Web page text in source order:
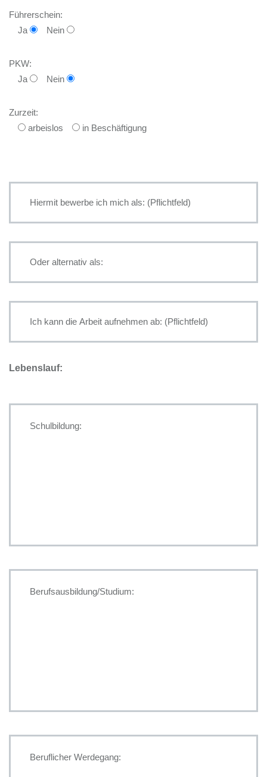
Führerschein:
Ja
Nein
PKW:
Ja
Nein
Zurzeit:
arbeislos
in Beschäftigung
Lebenslauf: